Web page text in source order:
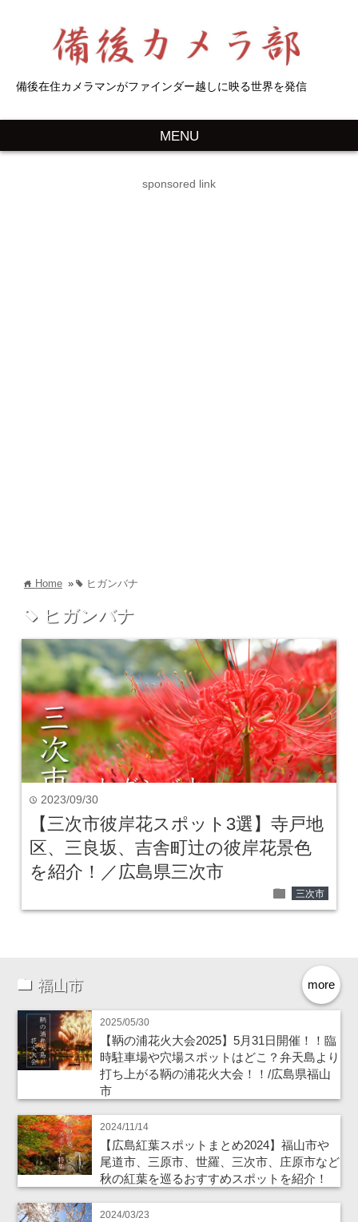
備後在住カメラマンがファインダー越しに映る世界を発信
MENU
sponsored link
home Home » tag ヒガンバナ
tag ヒガンバナ
time 2023/09/30
【三次市彼岸花スポット3選】寺戸地
区、三良坂、吉舎町辻の彼岸花景色
を紹介！／広島県三次市
folder 三次市
more
福山市
2025/05/30
【鞆の浦花火大会2025】5月31日開催！！臨
時駐車場や穴場スポットはどこ？弁天島より
打ち上がる鞆の浦花火大会！！/広島県福山
市
2024/11/14
【広島紅葉スポットまとめ2024】福山市や
尾道市、三原市、世羅、三次市、庄原市など
秋の紅葉を巡るおすすめスポットを紹介！
2024/03/23